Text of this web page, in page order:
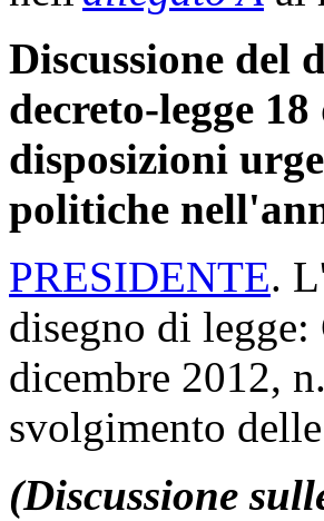
Discussione del
decreto-legge
disposizioni
politiche
PRESIDENTE.
disegno di
dicembre 2012,
svolgimento
(Discussione